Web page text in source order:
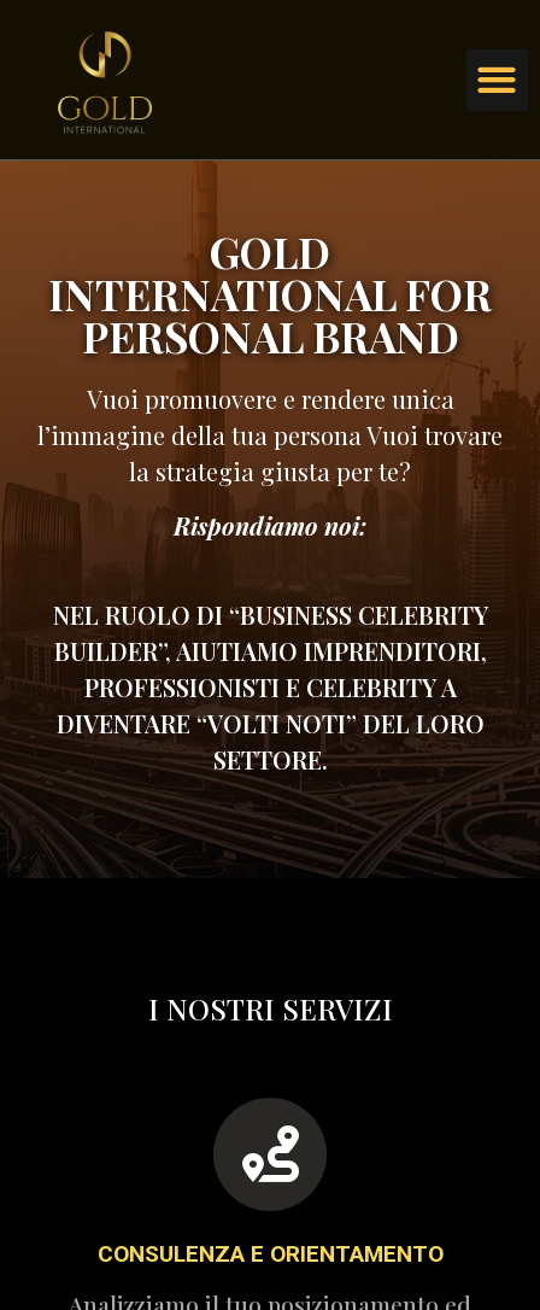
GOLD
INTERNATIONAL FOR
PERSONAL BRAND
Vuoi promuovere e rendere unica
l’immagine della tua persona Vuoi trovare
la strategia giusta per te?
Rispondiamo noi:
NEL RUOLO DI “BUSINESS CELEBRITY
BUILDER”, AIUTIAMO IMPRENDITORI,
PROFESSIONISTI E CELEBRITY A
DIVENTARE “VOLTI NOTI” DEL LORO
SETTORE.
I NOSTRI SERVIZI
CONSULENZA E ORIENTAMENTO
Analizziamo il tuo posizionamento ed